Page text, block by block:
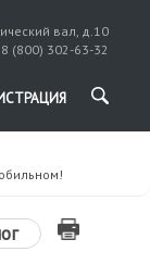
вал, д.10
8 (800) 302-63-32